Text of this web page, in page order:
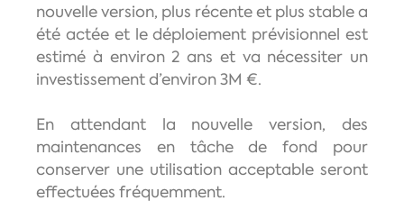
nouvelle version, plus récente et plus stable a
été actée et le déploiement prévisionnel est
estimé à environ 2 ans et va nécessiter un
investissement d’environ 3M €.
En attendant la nouvelle version, des
maintenances en tâche de fond pour
conserver une utilisation acceptable seront
effectuées fréquemment.